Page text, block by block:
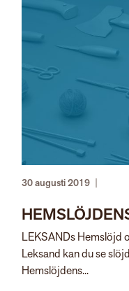
30 augusti 2019 |
LEKSANDs Hemslöjd
Leksand kan du se
Hemslöjdens...